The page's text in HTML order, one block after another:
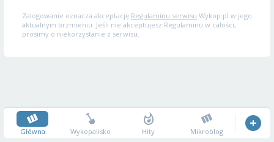
Zalogowanie oznacza akceptację Regulaminu serwisu Wykop.pl w jego
aktualnym brzmieniu. Jeśli nie akceptujesz Regulaminu w całości,
prosimy o niekorzystanie z serwisu.
Główna Wykopalisko Hity Mikroblog